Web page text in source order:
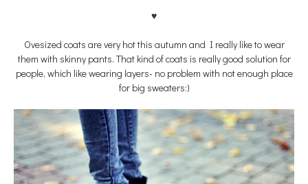
♥
Ovesized coats are very hot this autumn and I really like to wear
them with skinny pants. That kind of coats is really good solution for
people, which like wearing layers- no problem with not enough place
for big sweaters:)